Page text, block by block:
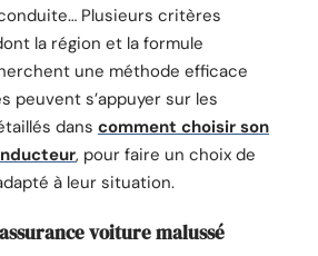
Plusieurs critères
la région et la formule
une méthode efficace
peuvent s’appuyer sur les
dans comment choisir son
, pour faire un choix de
à leur situation.
voiture malussé